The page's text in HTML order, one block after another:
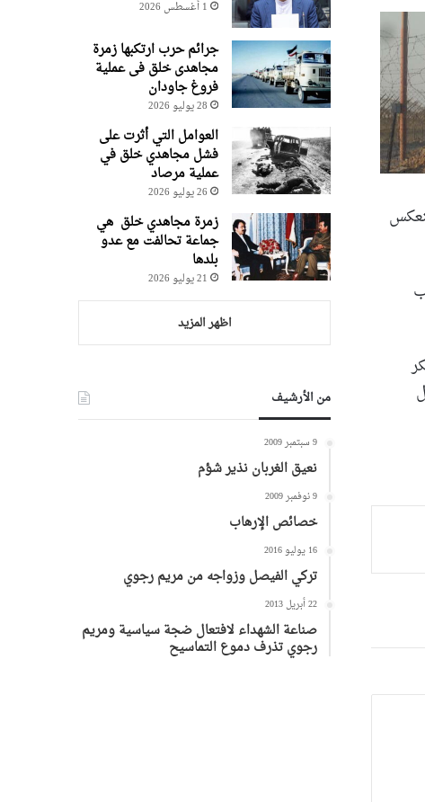
1 أغسطس 2026
جرائم حرب ارتکبها زمرة
مجاهدی خلق فی عملیة
فروغ جاودان
28 يوليو 2026
العوامل التي أثرت على
فشل مجاهدي خلق في
عملية مرصاد
26 يوليو 2026
زمرة مجاهدي خلق هي
جماعة تحالفت مع عدو
بلدها
21 يوليو 2026
اظهر المزيد
من الأرشيف
9 سبتمبر 2009
نعيق الغربان نذير شؤم
9 نوفمبر 2009
خصائص الإرهاب
16 يوليو 2016
تركي الفيصل وزواجه من مريم رجوي
22 أبريل 2013
صناعة الشهداء لافتعال ضجة سياسية ومريم
رجوي تذرف دموع التماسيح